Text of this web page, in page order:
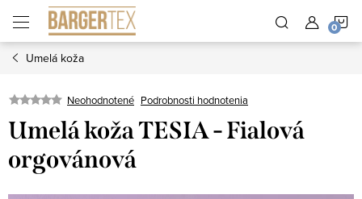
obsah
Umelá koža
Neohodnotené Podrobnosti hodnotenia
Umelá koža TESIA - Fialová
orgovánová